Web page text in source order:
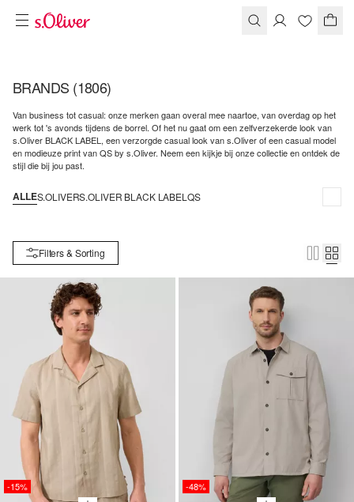
BRANDS (1806)
Van business tot casual: onze merken gaan overal mee naartoe, van overdag op het
werk tot 's avonds tijdens de borrel. Of het nu gaat om een zelfverzekerde look van
s.Oliver BLACK LABEL, een verzorgde casual look van s.Oliver of een casual model
en modieuze print van QS by s.Oliver. Neem een kijkje bij onze collectie en ontdek de
stijl die bij jou past.
ALLES.OLIVERS.OLIVER BLACK LABEL QS
Filters & Sorting
-15% -48%